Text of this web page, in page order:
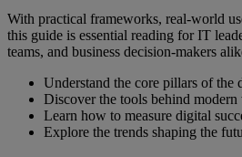
With practical frameworks, real-world
this guide is essential reading for IT
teams, and business decision-makers
Understand the core pillars of the
Discover the tools behind
Learn how to measure digital
Explore the trends shaping the